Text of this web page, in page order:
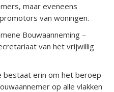
maar eveneens
van woningen.
Bouwaanneming –
van het vrijwillig
bestaat erin om het beroep
op alle vlakken